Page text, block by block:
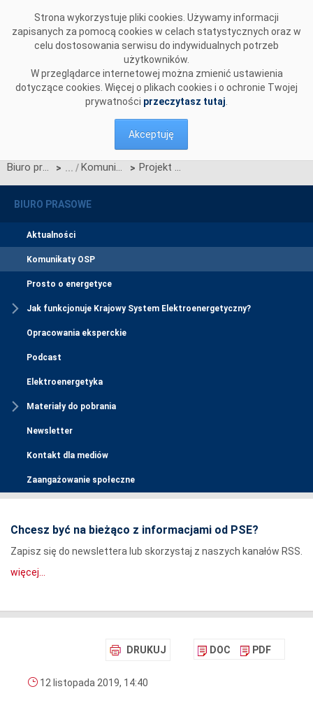
Strona wykorzystuje pliki cookies. Używamy informacji
zapisanych za pomocą cookies w celach statystycznych oraz w
celu dostosowania serwisu do indywidualnych potrzeb
użytkowników.
W przeglądarce internetowej można zmienić ustawienia
dotyczące cookies. Więcej o plikach cookies i o ochronie Twojej
prywatności przeczytasz tutaj
Akceptuję
Biuro prasowe > Komunikaty OSP > Projekt Karty aktualizacji nr CK/9/2019 IRiESP
BIURO PRASOWE
Aktualności
Komunikaty OSP
Prosto o energetyce
Jak funkcjonuje Krajowy System Elektroenergetyczny?
Opracowania eksperckie
Podcast
Elektroenergetyka
Materiały do pobrania
Newsletter
Kontakt dla mediów
Zaangażowanie społeczne
Chcesz być na bieżąco z informacjami od PSE?
Zapisz się do newslettera lub skorzystaj z naszych kanałów RSS.
więcej...
DRUKUJ DOC PDF
12 listopada 2019, 14:40